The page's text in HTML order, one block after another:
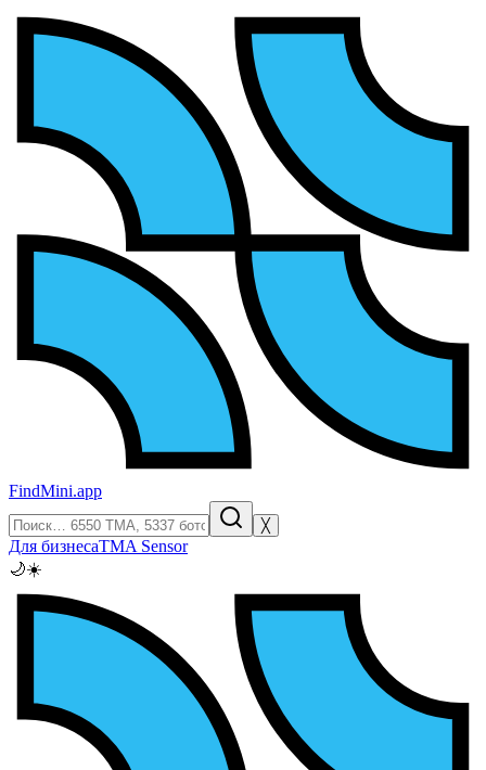
FindMini.app
╳
Для бизнесаTMA Sensor
🌙☀️